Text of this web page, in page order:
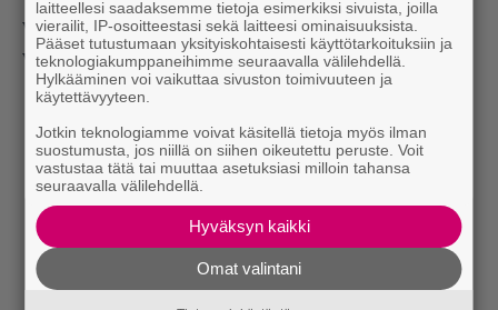
vartin version, koska alle kolmen minuutin versio
vitutti.”
laitteellesi saadaksemme tietoja esimerkiksi sivuista, joilla
vierailit, IP-osoitteestasi sekä laitteesi ominaisuuksista.
Pääset tutustumaan yksityiskohtaisesti käyttötarkoituksiin ja
teknologiakumppaneihimme seuraavalla välilehdellä.
Hylkääminen voi vaikuttaa sivuston toimivuuteen ja
käytettävyyteen.
Jotkin teknologiamme voivat käsitellä tietoja myös ilman
suostumusta, jos niillä on siihen oikeutettu peruste. Voit
vastustaa tätä tai muuttaa asetuksiasi milloin tahansa
seuraavalla välilehdellä.
Hyväksyn kaikki
Omat valintani